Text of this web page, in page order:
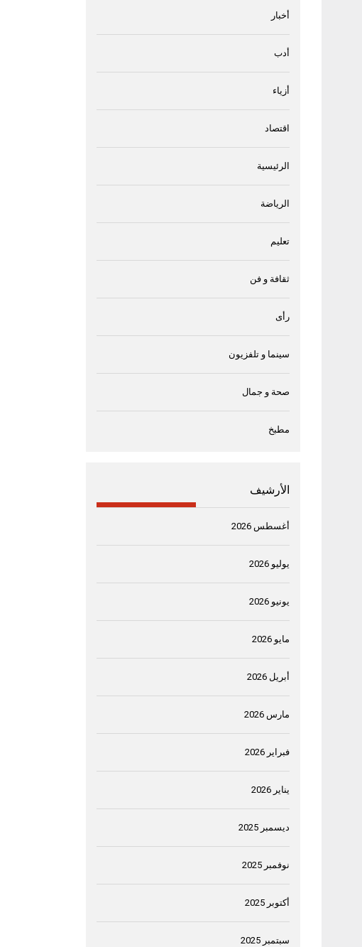
أخبار
أدب
أزياء
اقتصاد
الرئيسية
الرياضة
تعليم
ثقافة و فن
رأى
سينما و تلفزيون
صحة و جمال
مطبخ
الأرشيف
أغسطس 2026
يوليو 2026
يونيو 2026
مايو 2026
أبريل 2026
مارس 2026
فبراير 2026
يناير 2026
ديسمبر 2025
نوفمبر 2025
أكتوبر 2025
سبتمبر 2025